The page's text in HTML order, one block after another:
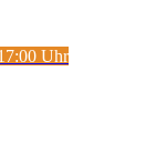
Uhr